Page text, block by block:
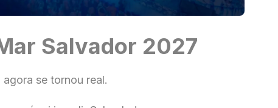
Salvador 2027
se tornou real.